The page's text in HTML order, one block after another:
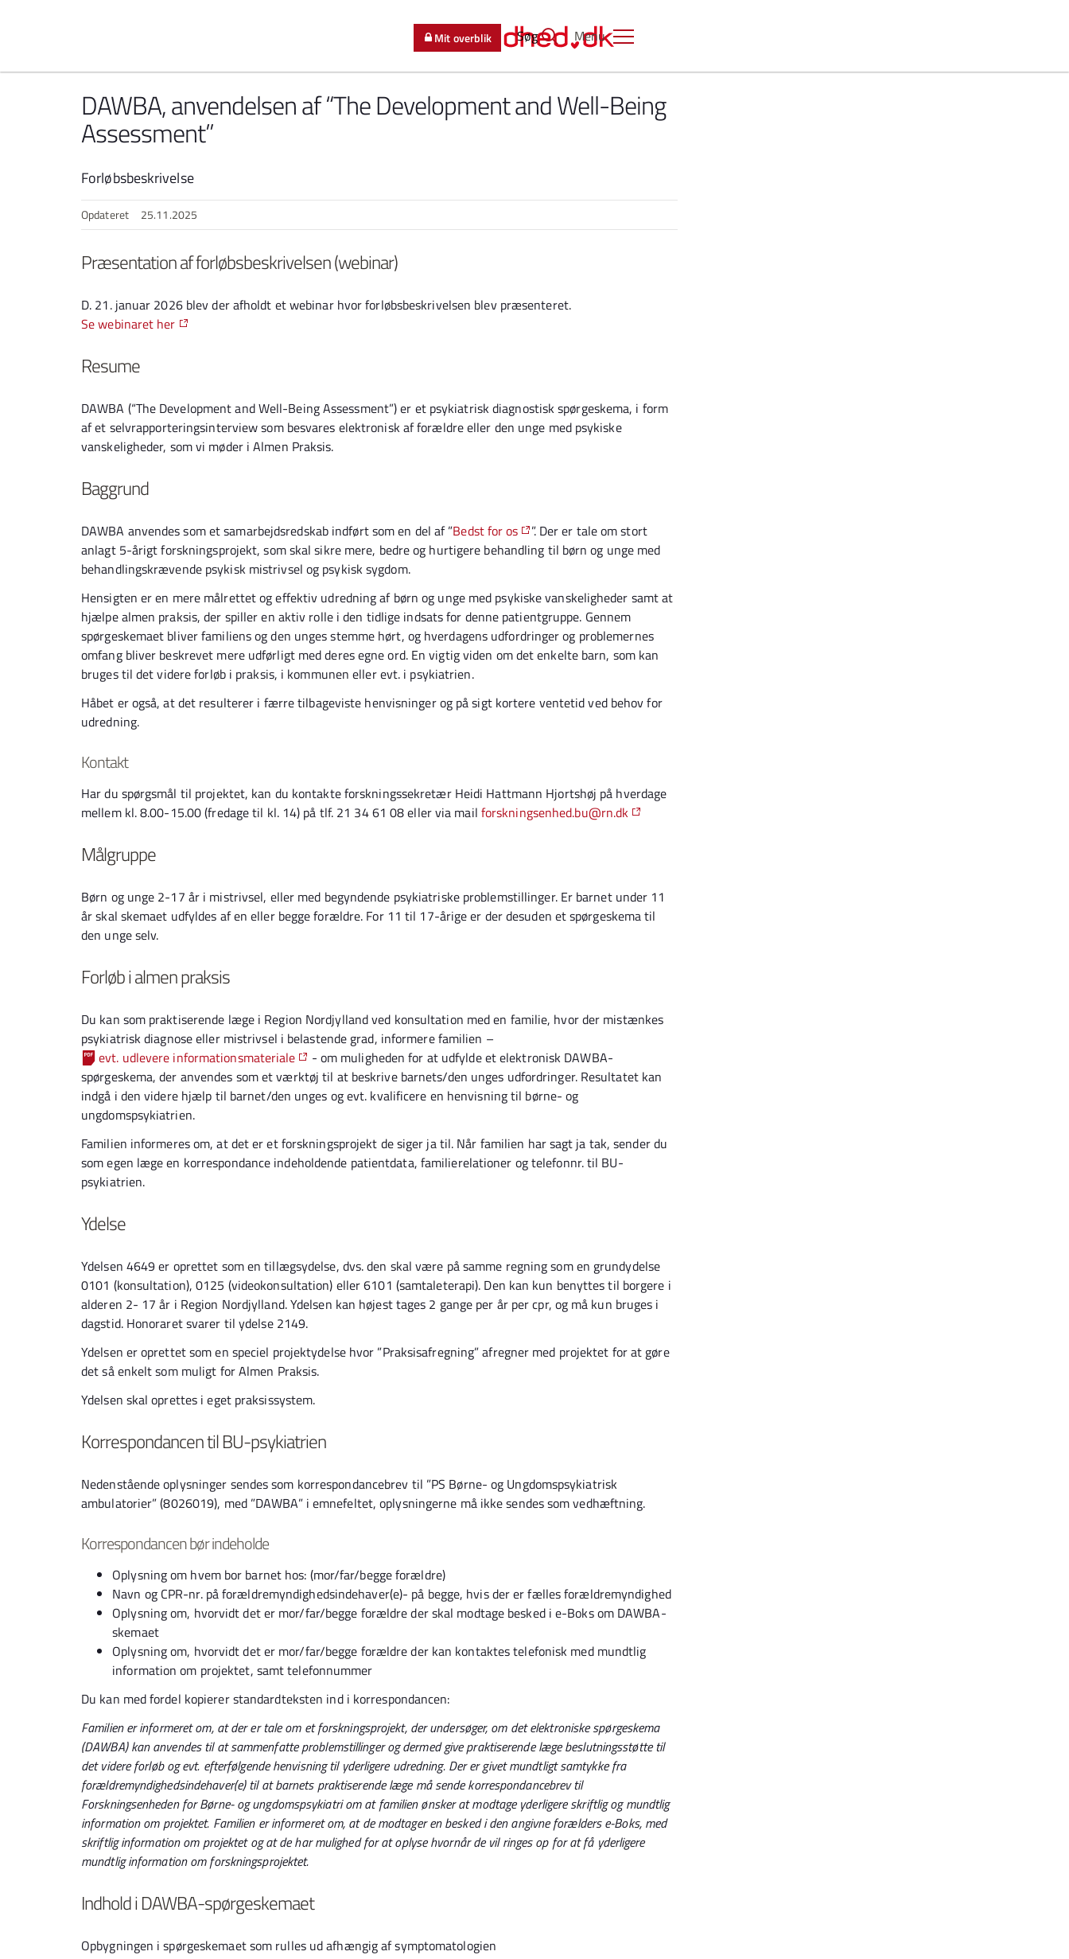
Menu
Søg
Mit overblik
DAWBA, anvendelsen af “The Development and Well-Being
Assessment”
Forløbsbeskrivelse
Opdateret 25.11.2025
Præsentation af forløbsbeskrivelsen (webinar)
D. 21. januar 2026 blev der afholdt et webinar hvor forløbsbeskrivelsen blev præsenteret.
Se webinaret her
Resume
DAWBA (“The Development and Well-Being Assessment”) er et psykiatrisk diagnostisk spørgeskema, i form
af et selvrapporteringsinterview som besvares elektronisk af forældre eller den unge med psykiske
vanskeligheder, som vi møder i Almen Praksis.
Baggrund
DAWBA anvendes som et samarbejdsredskab indført som en del af ”Bedst for os
”. Der er tale om stort
anlagt 5-årigt forskningsprojekt, som skal sikre mere, bedre og hurtigere behandling til børn og unge med
behandlingskrævende psykisk mistrivsel og psykisk sygdom.
Hensigten er en mere målrettet og effektiv udredning af børn og unge med psykiske vanskeligheder samt at
hjælpe almen praksis, der spiller en aktiv rolle i den tidlige indsats for denne patientgruppe. Gennem
spørgeskemaet bliver familiens og den unges stemme hørt, og hverdagens udfordringer og problemernes
omfang bliver beskrevet mere udførligt med deres egne ord. En vigtig viden om det enkelte barn, som kan
bruges til det videre forløb i praksis, i kommunen eller evt. i psykiatrien.
Håbet er også, at det resulterer i færre tilbageviste henvisninger og på sigt kortere ventetid ved behov for
udredning.
Kontakt
Har du spørgsmål til projektet, kan du kontakte forskningssekretær Heidi Hattmann Hjortshøj på hverdage
mellem kl. 8.00-15.00 (fredage til kl. 14) på tlf. 21 34 61 08 eller via mail forskningsenhed.bu@rn.dk
Målgruppe
Børn og unge 2-17 år i mistrivsel, eller med begyndende psykiatriske problemstillinger. Er barnet under 11
år skal skemaet udfyldes af en eller begge forældre. For 11 til 17-årige er der desuden et spørgeskema til
den unge selv.
Forløb i almen praksis
Du kan som praktiserende læge i Region Nordjylland ved konsultation med en familie, hvor der mistænkes
psykiatrisk diagnose eller mistrivsel i belastende grad, informere familien –
evt. udlevere informationsmateriale
- om muligheden for at udfylde et elektronisk DAWBA-
spørgeskema, der anvendes som et værktøj til at beskrive barnets/den unges udfordringer. Resultatet kan
indgå i den videre hjælp til barnet/den unges og evt. kvalificere en henvisning til børne- og
ungdomspsykiatrien.
Familien informeres om, at det er et forskningsprojekt de siger ja til. Når familien har sagt ja tak, sender du
som egen læge en korrespondance indeholdende patientdata, familierelationer og telefonnr. til BU-
psykiatrien.
Ydelse
Ydelsen 4649 er oprettet som en tillægsydelse, dvs. den skal være på samme regning som en grundydelse
0101 (konsultation), 0125 (videokonsultation) eller 6101 (samtaleterapi). Den kan kun benyttes til borgere i
alderen 2- 17 år i Region Nordjylland. Ydelsen kan højest tages 2 gange per år per cpr, og må kun bruges i
dagstid. Honoraret svarer til ydelse 2149.
Ydelsen er oprettet som en speciel projektydelse hvor ”Praksisafregning” afregner med projektet for at gøre
det så enkelt som muligt for Almen Praksis.
Ydelsen skal oprettes i eget praksissystem.
Korrespondancen til BU-psykiatrien
Nedenstående oplysninger sendes som korrespondancebrev til ”PS Børne- og Ungdomspsykiatrisk
ambulatorier” (8026019), med ”DAWBA” i emnefeltet, oplysningerne må ikke sendes som vedhæftning.
Korrespondancen bør indeholde
Oplysning om hvem bor barnet hos: (mor/far/begge forældre)
Navn og CPR-nr. på forældremyndighedsindehaver(e)- på begge, hvis der er fælles forældremyndighed
Oplysning om, hvorvidt det er mor/far/begge forældre der skal modtage besked i e-Boks om DAWBA-
skemaet
Oplysning om, hvorvidt det er mor/far/begge forældre der kan kontaktes telefonisk med mundtlig
information om projektet, samt telefonnummer
Du kan med fordel kopierer standardteksten ind i korrespondancen:
Familien er informeret om, at der er tale om et forskningsprojekt, der undersøger, om det elektroniske spørgeskema
(DAWBA) kan anvendes til at sammenfatte problemstillinger og dermed give praktiserende læge beslutningsstøtte til
det videre forløb og evt. efterfølgende henvisning til yderligere udredning. Der er givet mundtligt samtykke fra
forældremyndighedsindehaver(e) til at barnets praktiserende læge må sende korrespondancebrev til
Forskningsenheden for Børne- og ungdomspsykiatri om at familien ønsker at modtage yderligere skriftlig og mundtlig
information om projektet. Familien er informeret om, at de modtager en besked i den angivne forælders e-Boks, med
skriftlig information om projektet og at de har mulighed for at oplyse hvornår de vil ringes op for at få yderligere
mundtlig information om forskningsprojektet.
Indhold i DAWBA-spørgeskemaet
Opbygningen i spørgeskemaet som rulles ud afhængig af symptomatologien